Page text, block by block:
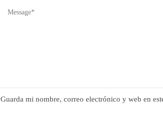
Guarda mi nombre, correo electrónico y web en